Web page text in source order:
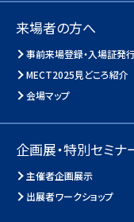
来場者の方へ
事前来場登録・入場証発
MECT2025見どころ紹介
会場マップ
企画展・特別セミナ
主催者企画展示
出展者ワークショップ